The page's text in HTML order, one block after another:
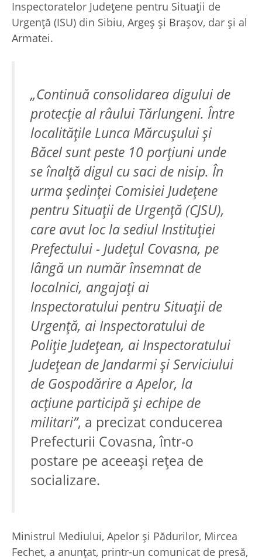
Inspectoratelor Judeţene pentru Situaţii de
Urgenţă (ISU) din Sibiu, Argeş şi Braşov, dar şi al
Armatei.
„Continuă consolidarea digului de
protecţie al râului Tărlungeni. Între
localităţile Lunca Mărcuşului şi
Băcel sunt peste 10 porţiuni unde
se înalţă digul cu saci de nisip. În
urma şedinţei Comisiei Judeţene
pentru Situaţii de Urgenţă (CJSU),
care avut loc la sediul Instituţiei
Prefectului - Judeţul Covasna, pe
lângă un număr însemnat de
localnici, angajaţi ai
Inspectoratului pentru Situaţii de
Urgenţă, ai Inspectoratului de
Poliţie Judeţean, ai Inspectoratului
Judeţean de Jandarmi şi Serviciului
de Gospodărire a Apelor, la
acţiune participă şi echipe de
militari”, a precizat conducerea
Prefecturii Covasna, într-o
postare pe aceeaşi reţea de
socializare.
Ministrul Mediului, Apelor şi Pădurilor, Mircea
Fechet, a anunţat, printr-un comunicat de presă,